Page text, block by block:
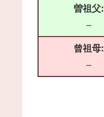
曽祖父:
–
曾祖母:
–